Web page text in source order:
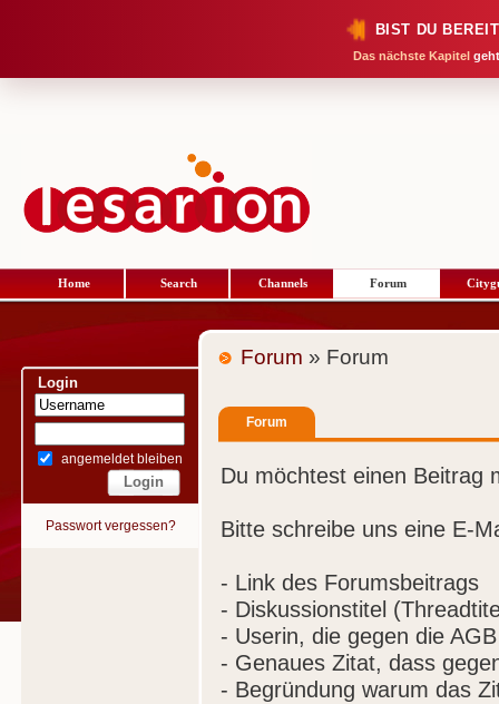
BIST DU
Das nächste Kapitel
Home Search Channels Forum
Login
angemeldet bleiben
Passwort vergessen?
Forum » Forum
Forum
Du möchtest einen Beitrag
Bitte schreibe uns eine E-
- Link des Forumsbeitrags
- Diskussionstitel
- Userin, die gegen die
- Genaues Zitat, dass
- Begründung warum das